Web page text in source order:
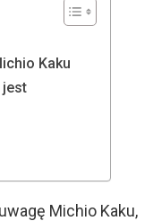
Kaku
jest
Michio Kaku,